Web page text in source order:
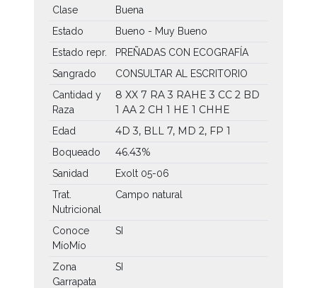
Clase
Buena
Estado
Bueno - Muy Bueno
Estado repr.
PREÑADAS CON ECOGRAFÍA
Sangrado
CONSULTAR AL ESCRITORIO
Cantidad y
Raza
8 XX 7 RA 3 RAHE3 CC 2 BD
1 AA 2 CH 1 HE 1 CHHE
Edad 4D 3, BLL 7, MD 2, FP 1
Boqueado 46.43%
Sanidad
Exolt 05-06
Trat.
Nutricional
Campo natural
Conoce
MíoMío
SI
Zona
Garrapata
SI